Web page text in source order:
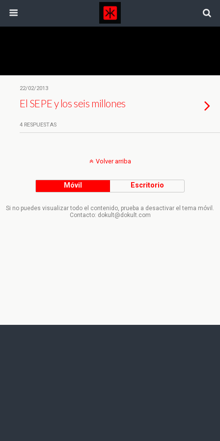
22/02/2013
El SEPE y los seis millones
4 RESPUESTAS
Volver arriba
Móvil Escritorio
Si no puedes visualizar todo el contenido, prueba a desactivar el tema móvil.
Contacto: dokult@dokult.com